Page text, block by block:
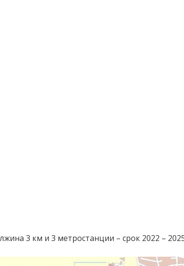
3 км и 3 метростанции – срок 2022 –